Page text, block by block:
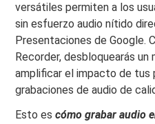
versátiles permiten a los
sin esfuerzo audio nítido
Presentaciones de Google.
Recorder, desbloquearás un
amplificar el impacto de tus
grabaciones de audio de
Esto escómo grabar audio